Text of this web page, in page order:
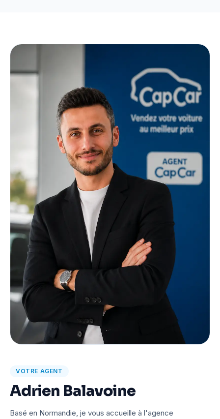
VOTRE AGENT
Adrien Balavoine
Basé en Normandie, je vous accueille à l'agence